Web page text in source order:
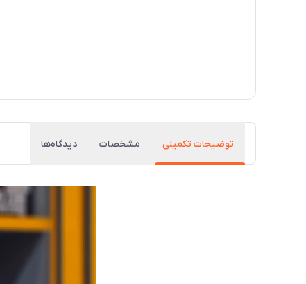
توضیحات تکمیلی مشخصات دیدگاه‌ها